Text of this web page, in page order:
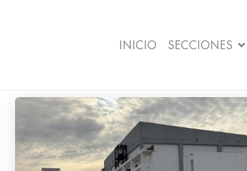
INICIO SECCIONES